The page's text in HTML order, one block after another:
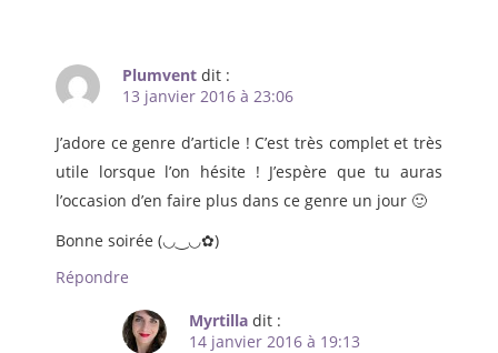
Plumvent dit :
13 janvier 2016 à 23:06
J’adore ce genre d’article ! C’est très complet et très
utile lorsque l’on hésite ! J’espère que tu auras
l’occasion d’en faire plus dans ce genre un jour 🙂
Bonne soirée (◡‿◡✿)
Répondre
Myrtilla dit :
14 janvier 2016 à 19:13